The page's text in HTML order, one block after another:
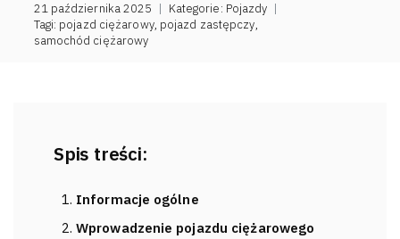
21 października 2025 | Kategorie: Pojazdy |
Tagi: pojazd ciężarowy, pojazd zastępczy,
samochód ciężarowy
Spis treści:
Informacje ogólne
Wprowadzenie pojazdu ciężarowego